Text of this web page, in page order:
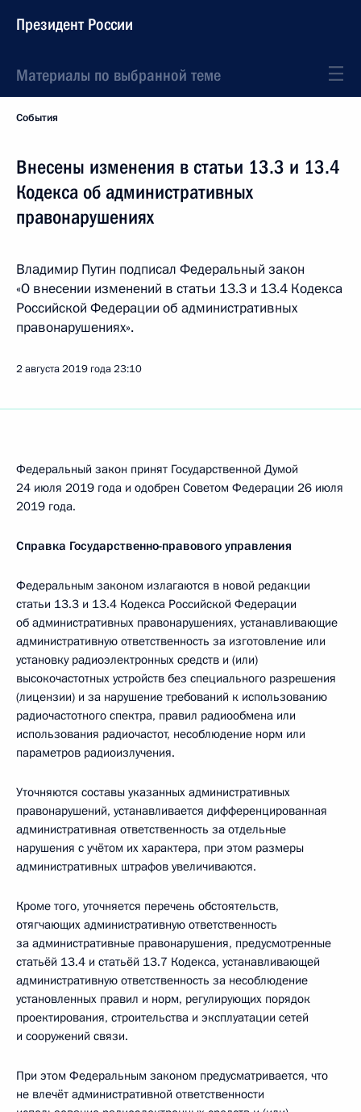
Президент России
Материалы по выбранной теме
События
Внесены изменения в статьи 13.3 и 13.4
Кодекса об административных
правонарушениях
Владимир Путин подписал Федеральный закон
«О внесении изменений в статьи 13.3 и 13.4 Кодекса
Российской Федерации об административных
правонарушениях».
2 августа 2019 года23:10
Федеральный закон принят Государственной Думой
24 июля 2019 года и одобрен Советом Федерации 26 июля
2019 года.
Справка Государственно-правового управления
Федеральным законом излагаются в новой редакции
статьи 13.3 и 13.4 Кодекса Российской Федерации
об административных правонарушениях, устанавливающие
административную ответственность за изготовление или
установку радиоэлектронных средств и (или)
высокочастотных устройств без специального разрешения
(лицензии) и за нарушение требований к использованию
радиочастотного спектра, правил радиообмена или
использования радиочастот, несоблюдение норм или
параметров радиоизлучения.
Уточняются составы указанных административных
правонарушений, устанавливается дифференцированная
административная ответственность за отдельные
нарушения с учётом их характера, при этом размеры
административных штрафов увеличиваются.
Кроме того, уточняется перечень обстоятельств,
отягчающих административную ответственность
за административные правонарушения, предусмотренные
статьёй 13.4 и статьёй 13.7 Кодекса, устанавливающей
административную ответственность за несоблюдение
установленных правил и норм, регулирующих порядок
проектирования, строительства и эксплуатации сетей
и сооружений связи.
При этом Федеральным законом предусматривается, что
не влечёт административной ответственности